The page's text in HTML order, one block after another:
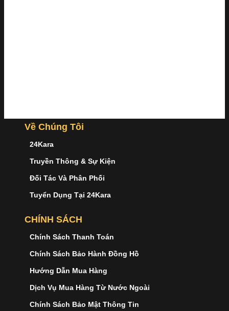
Về Chúng Tôi
24Kara
Truyền Thông & Sự Kiện
Đối Tác Và Phân Phối
Tuyển Dụng Tại 24Kara
CHÍNH SÁCH
Chính Sách Thanh Toán
Chính Sách Bảo Hành Đồng Hồ
Hướng Dẫn Mua Hàng
Dịch Vụ Mua Hàng Từ Nước Ngoài
Chính Sách Bảo Mật Thông Tin